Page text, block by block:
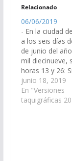
Relacionado
06/06/2019
- En la ciudad
a los seis días
de junio del
mil diecinueve,
horas 13 y 26:
Presidente
Con la presencia
dieciocho
junio 18, 2019
En "Versiones
taquigráficas